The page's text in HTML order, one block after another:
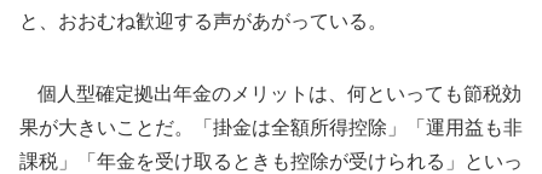
と、おおむね歓迎する声があがっている。
個人型確定拠出年金のメリットは、何といっても節税効
果が大きいことだ。「掛金は全額所得控除」「運用益も非
課税」「年金を受け取るときも控除が受けられる」といっ